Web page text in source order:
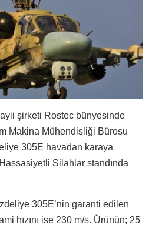
şirketi Rostec bünyesinde
Makina Mühendisliği Bürosu
305E havadan karaya
Silahlar standında
305E’nin garanti edilen
hızını ise 230 m/s. Ürünün; 25